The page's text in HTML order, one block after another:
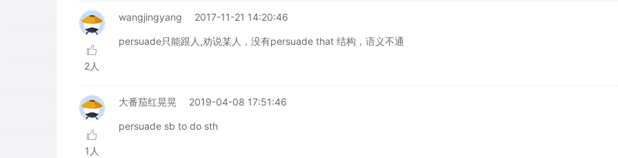
2人
wangjingyang 2017-11-21 14:20:46
persuade只能跟人,劝说某人，没有persuade that 结构，语义不通
1人
大番茄红晃晃 2019-04-08 17:51:46
persuade sb to do sth